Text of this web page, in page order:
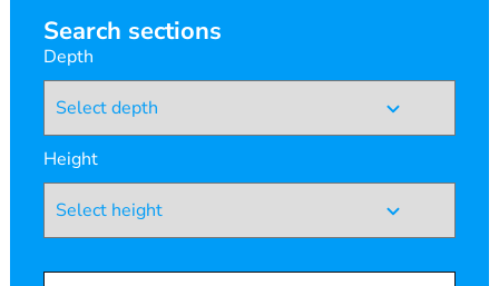
Search sections
Depth
Height